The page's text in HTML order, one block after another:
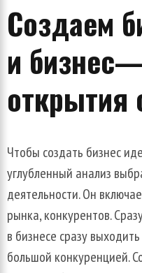
Создаем
и бизнес
открытия
Чтобы создать бизнес
углубленный анализ
деятельности.Он
рынка,конкурентов.
в бизнесе сразувыходить
большой конкуренцией.